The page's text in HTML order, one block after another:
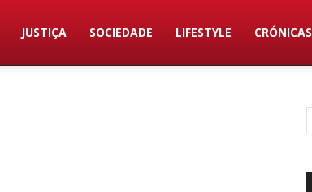
JUSTIÇA SOCIEDADE LIFESTYLE CRÓNICAS